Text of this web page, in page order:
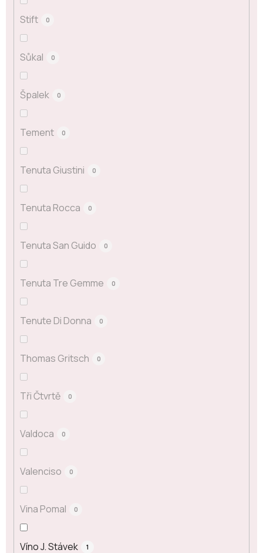
Stift 0
Sůkal 0
Špalek 0
Tement 0
Tenuta Giustini 0
Tenuta Rocca 0
Tenuta San Guido 0
Tenuta Tre Gemme 0
Tenute Di Donna 0
Thomas Gritsch 0
Tři Čtvrtě 0
Valdoca 0
Valenciso 0
Vina Pomal 0
Víno J. Stávek 1